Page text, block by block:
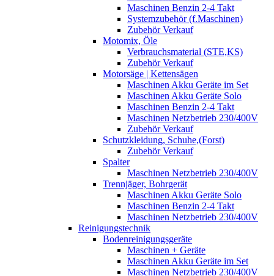
Maschinen Benzin 2-4 Takt
Systemzubehör (f.Maschinen)
Zubehör Verkauf
Motomix, Öle
Verbrauchsmaterial (STE,KS)
Zubehör Verkauf
Motorsäge | Kettensägen
Maschinen Akku Geräte im Set
Maschinen Akku Geräte Solo
Maschinen Benzin 2-4 Takt
Maschinen Netzbetrieb 230/400V
Zubehör Verkauf
Schutzkleidung, Schuhe,(Forst)
Zubehör Verkauf
Spalter
Maschinen Netzbetrieb 230/400V
Trennjäger, Bohrgerät
Maschinen Akku Geräte Solo
Maschinen Benzin 2-4 Takt
Maschinen Netzbetrieb 230/400V
Reinigungstechnik
Bodenreinigungsgeräte
Maschinen + Geräte
Maschinen Akku Geräte im Set
Maschinen Netzbetrieb 230/400V